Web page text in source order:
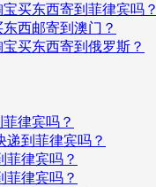
买东西寄到菲律宾吗？
西邮寄到澳门？
买东西寄到俄罗斯？
律宾吗？
递到菲律宾吗？
菲律宾吗？
菲律宾吗？